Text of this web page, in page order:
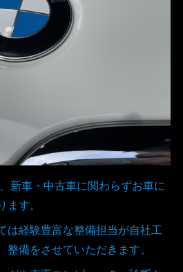
新車・中古車に関わらずお車に
す。
は経験豊富な整備担当が自社工
備をさせていただきます。